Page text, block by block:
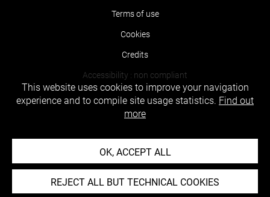
Terms of use
Cookies
Credits
Accessibility : non compliant
This website uses cookies to improve your navigation
experience and to compile site usage statistics. Find out
more
OK, ACCEPT ALL
REJECT ALL BUT TECHNICAL COOKIES